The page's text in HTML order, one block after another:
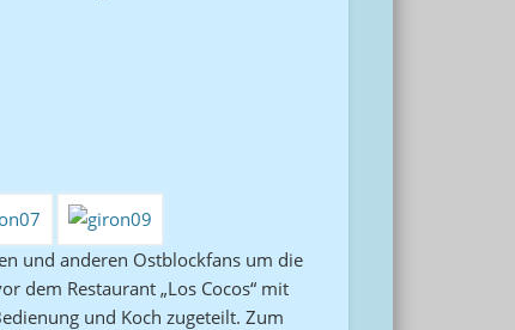
und anderen Ostblockfans um die
dem Restaurant „Los Cocos“ mit
und Koch zugeteilt. Zum